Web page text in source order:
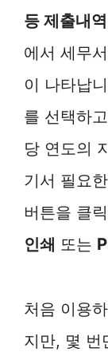
등 제출내역
에서 세무
이 나타납
를 선택하고
당 연도의
기서 필요한
버튼을 클
인쇄 또는
처음 이용
지만, 몇 번